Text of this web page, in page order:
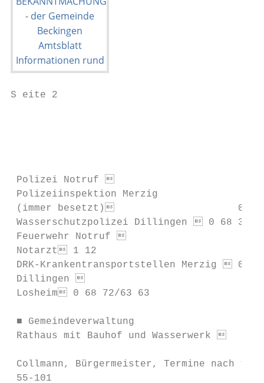
S eite 2
Polizei Notruf 
Polizeiinspektion Merzig
(immer besetzt)                     0
Wasserschutzpolizei Dillingen  0 68 31/7
Feuerwehr Notruf 
Notarzt 1 12
DRK-Krankentransportstellen Merzig 
Dillingen                             0 68
Losheim 0 68 72/63 63
■ Gemeindeverwaltung
Rathaus mit Bauhof und Wasserwerk
Collmann, Bürgermeister, Termine
55-101